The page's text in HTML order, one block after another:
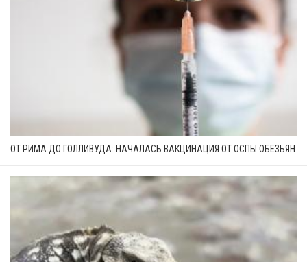
ОТ РИМА ДО ГОЛЛИВУДА: НАЧАЛАСЬ ВАКЦИНАЦИЯ ОТ ОСПЫ ОБЕЗЬЯН